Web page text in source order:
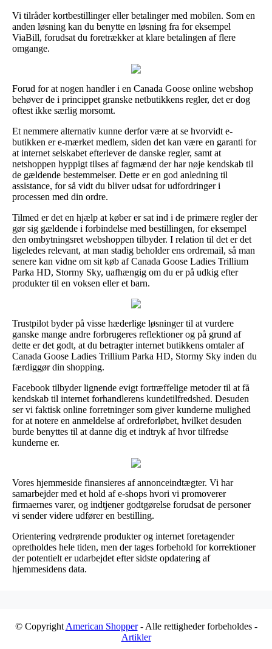
Vi tilråder kortbestillinger eller betalinger med mobilen. Som en
anden løsning kan du benytte en løsning fra for eksempel
ViaBill, forudsat du foretrækker at klare betalingen af flere
omgange.
Forud for at nogen handler i en Canada Goose online webshop
behøver de i princippet granske netbutikkens regler, det er dog
oftest ikke særlig morsomt.
Et nemmere alternativ kunne derfor være at se hvorvidt e-
butikken er e-mærket medlem, siden det kan være en garanti for
at internet selskabet efterlever de danske regler, samt at
netshoppen hyppigt tilses af fagmænd der har nøje kendskab til
de gældende bestemmelser. Dette er en god anledning til
assistance, for så vidt du bliver udsat for udfordringer i
processen med din ordre.
Tilmed er det en hjælp at køber er sat ind i de primære regler der
gør sig gældende i forbindelse med bestillingen, for eksempel
den ombytningsret webshoppen tilbyder. I relation til det er det
ligeledes relevant, at man stadig beholder ens ordremail, så man
senere kan vidne om sit køb af Canada Goose Ladies Trillium
Parka HD, Stormy Sky, uafhængig om du er på udkig efter
produkter til en voksen eller et barn.
Trustpilot byder på visse hæderlige løsninger til at vurdere
ganske mange andre forbrugeres reflektioner og på grund af
dette er det godt, at du betragter internet butikkens omtaler af
Canada Goose Ladies Trillium Parka HD, Stormy Sky inden du
færdiggør din shopping.
Facebook tilbyder lignende evigt fortræffelige metoder til at få
kendskab til internet forhandlerens kundetilfredshed. Desuden
ser vi faktisk online forretninger som giver kunderne mulighed
for at notere en anmeldelse af ordreforløbet, hvilket desuden
burde benyttes til at danne dig et indtryk af hvor tilfredse
kunderne er.
Vores hjemmeside finansieres af annonceindtægter. Vi har
samarbejder med et hold af e-shops hvori vi promoverer
firmaernes varer, og indtjener godtgørelse forudsat de personer
vi sender videre udfører en bestilling.
Orientering vedrørende produkter og internet foretagender
opretholdes hele tiden, men der tages forbehold for korrektioner
der potentielt er udarbejdet efter sidste opdatering af
hjemmesidens data.
© Copyright American Shopper- Alle rettigheder forbeholdes -
Artikler